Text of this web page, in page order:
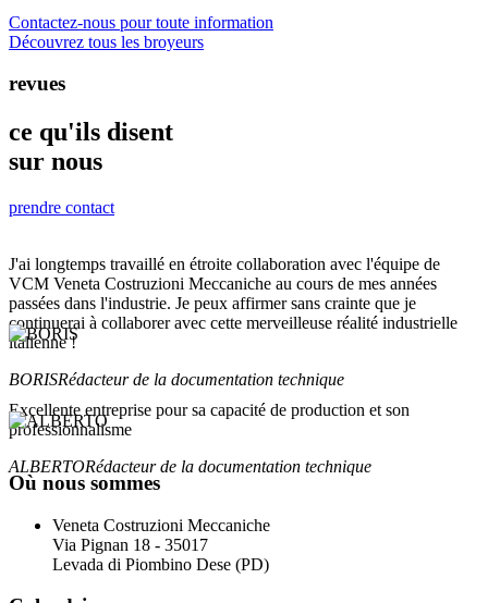
Contactez-nous pour toute information
Découvrez tous les broyeurs
revues
ce qu'ils disent
sur nous
prendre contact
J'ai longtemps travaillé en étroite collaboration avec l'équipe de
VCM Veneta Costruzioni Meccaniche au cours de mes années
passées dans l'industrie. Je peux affirmer sans crainte que je
continuerai à collaborer avec cette merveilleuse réalité industrielle
italienne !
BORISRédacteur de la documentation technique
Excellente entreprise pour sa capacité de production et son
professionnalisme
ALBERTORédacteur de la documentation technique
Où nous sommes
Veneta Costruzioni Meccaniche
Via Pignan 18 - 35017
Levada di Piombino Dese (PD)